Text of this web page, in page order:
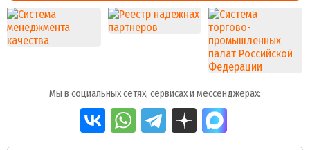
Мы в социальных сетях, сервисах и мессенджерах: